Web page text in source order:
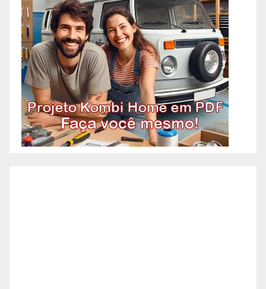
98687-2000 se você está
pensando em reformar ou pintar
a fachada da sua empresa,
condomínio ou